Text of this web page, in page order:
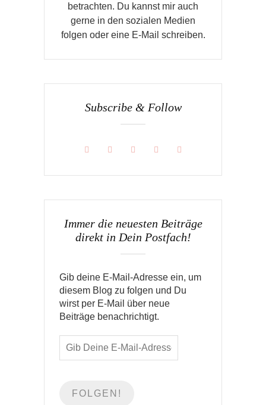
betrachten. Du kannst mir auch
gerne in den sozialen Medien
folgen oder eine E-Mail schreiben.
Subscribe & Follow
Immer die neuesten Beiträge
direkt in Dein Postfach!
Gib deine E-Mail-Adresse ein, um
diesem Blog zu folgen und Du
wirst per E-Mail über neue
Beiträge benachrichtigt.